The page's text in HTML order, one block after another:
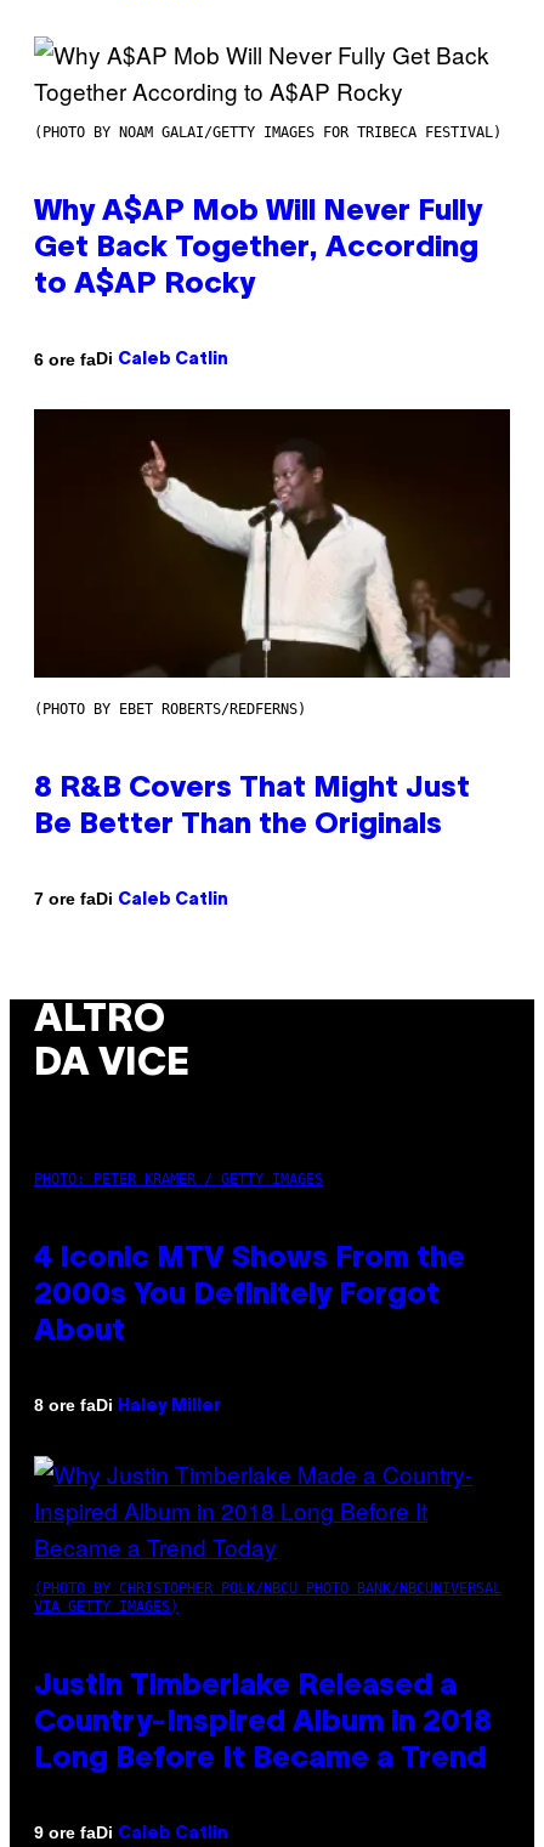
(PHOTO BY NOAM GALAI/GETTY IMAGES FOR TRIBECA FESTIVAL)
Why A$AP Mob Will Never Fully
Get Back Together, According
to A$AP Rocky
6 ore faDi Caleb Catlin
(PHOTO BY EBET ROBERTS/REDFERNS)
8 R&B Covers That Might Just
Be Better Than the Originals
7 ore faDi Caleb Catlin
ALTRO
DA VICE
PHOTO: PETER KRAMER / GETTY IMAGES
4 Iconic MTV Shows From the
2000s You Definitely Forgot
About
8 ore faDi Haley Miller
(PHOTO BY CHRISTOPHER POLK/NBCU PHOTO BANK/NBCUNIVERSAL
VIA GETTY IMAGES)
Justin Timberlake Released a
Country-Inspired Album in 2018
Long Before It Became a Trend
9 ore faDi Caleb Catlin